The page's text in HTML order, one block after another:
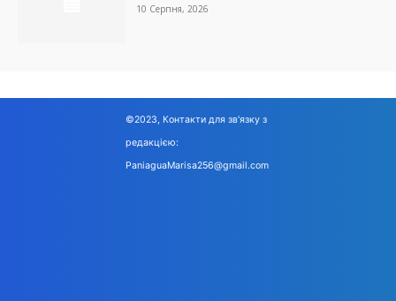
10 Серпня, 2026
©2023, Контакти для зв'язку з
редакцією:
PaniaguaMarisa256@gmail.com